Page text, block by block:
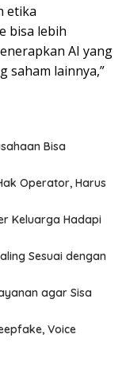
etika
bisa lebih
AI yang
saham lainnya,”
Bisa
Operator, Harus
Keluarga Hadapi
Sesuai dengan
agar Sisa
Voice